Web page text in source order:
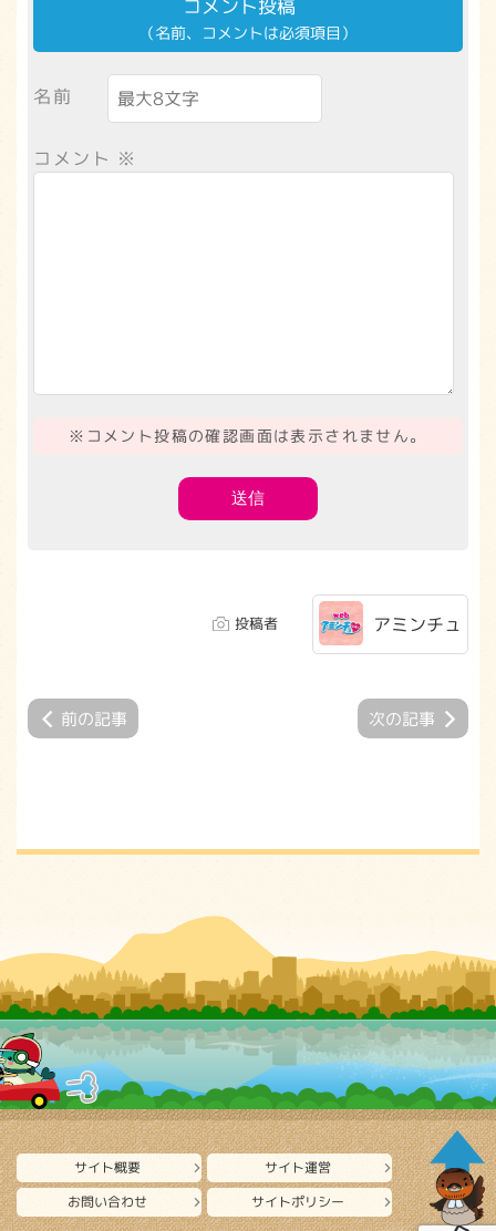
コメント投稿
（名前、コメントは必須項目）
名前
コメント ※
※コメント投稿の確認画面は表示されません。
投稿者 アミンチュ
前の記事 次の記事
サイト概要
サイト運営
お問い合わせ
サイトポリシー